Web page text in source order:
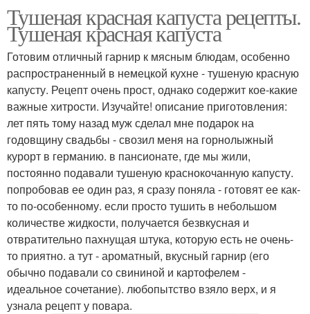
Тушеная красная капуста рецепты.
Тушеная красная капуста
Готовим отличный гарнир к мясным блюдам, особенно
распространенный в немецкой кухне - тушеную красную
капусту. Рецепт очень прост, однако содержит кое-какие
важные хитрости. Изучайте! описание приготовления:
лет пять тому назад муж сделал мне подарок на
годовщину свадьбы - свозил меня на горнолыжный
курорт в германию. в пансионате, где мы жили,
постоянно подавали тушеную краснокочанную капусту.
попробовав ее один раз, я сразу поняла - готовят ее как-
то по-особенному. если просто тушить в небольшом
количестве жидкости, получается безвкусная и
отвратительно пахнущая штука, которую есть не очень-
то приятно. а тут - ароматный, вкусный гарнир (его
обычно подавали со свининой и картофелем -
идеальное сочетание). любопытство взяло верх, и я
узнала рецепт у повара.